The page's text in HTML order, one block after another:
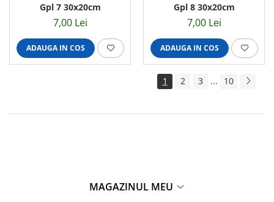
Gpl 7 30x20cm
7,00 Lei
ADAUGA IN COS
Gpl 8 30x20cm
7,00 Lei
ADAUGA IN COS
1 2 3 ... 10
MAGAZINUL MEU